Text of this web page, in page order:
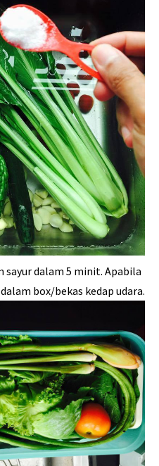
sayur dalam 5 minit. Apabila
box/bekas kedap udara.